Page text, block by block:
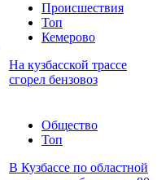
Происшествия
Топ
Кемерово
На кузбасской трассе
сгорел бензовоз
Общество
Топ
В Кузбассе по областной